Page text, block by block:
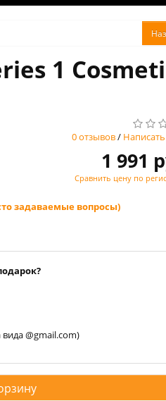
1
0 отзывов/
1 991
Сравнить цену по
задаваемые вопросы)
@gmail.com)